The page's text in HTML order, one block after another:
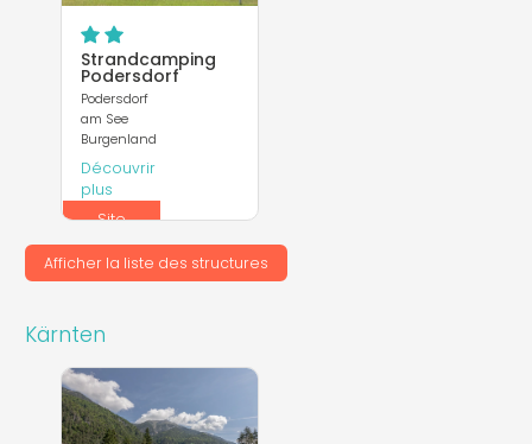
Strandcamping
Podersdorf
Podersdorf
am See
Burgenland
Découvrir
plus
Site
Internet
Afficher la liste des structures
Kärnten